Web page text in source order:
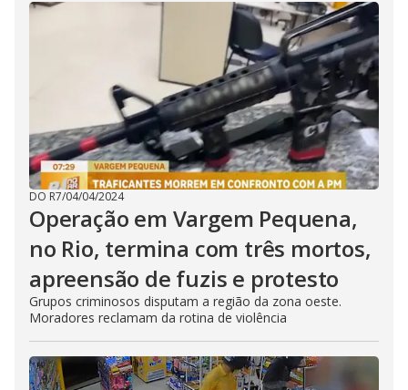
DO R7/04/04/2024
Operação em Vargem Pequena,
no Rio, termina com três mortos,
apreensão de fuzis e protesto
Grupos criminosos disputam a região da zona oeste.
Moradores reclamam da rotina de violência